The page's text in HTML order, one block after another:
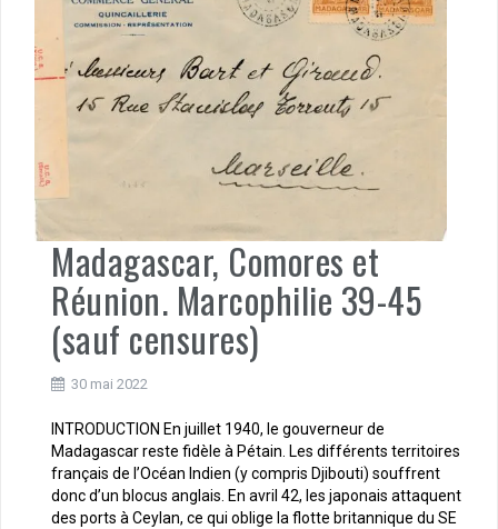
Madagascar, Comores et
Réunion. Marcophilie 39-45
(sauf censures)
30 mai 2022
INTRODUCTION En juillet 1940, le gouverneur de
Madagascar reste fidèle à Pétain. Les différents territoires
français de l’Océan Indien (y compris Djibouti) souffrent
donc d’un blocus anglais. En avril 42, les japonais attaquent
des ports à Ceylan, ce qui oblige la flotte britannique du SE